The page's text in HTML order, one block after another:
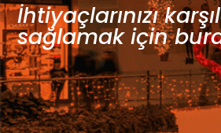
İhtiyaçlarınızı
sağlamak için